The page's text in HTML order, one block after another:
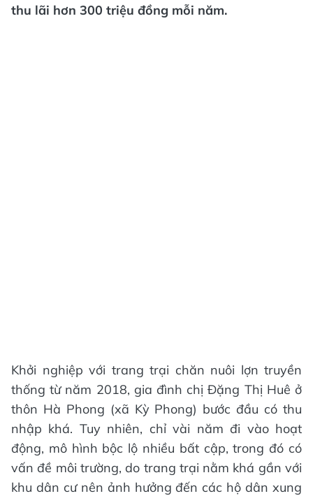
thu lãi hơn 300 triệu đồng mỗi năm.
Khởi nghiệp với trang trại chăn nuôi lợn truyền
thống từ năm 2018, gia đình chị Đặng Thị Huê ở
thôn Hà Phong (xã Kỳ Phong) bước đầu có thu
nhập khá. Tuy nhiên, chỉ vài năm đi vào hoạt
động, mô hình bộc lộ nhiều bất cập, trong đó có
vấn đề môi trường, do trang trại nằm khá gần với
khu dân cư nên ảnh hưởng đến các hộ dân xung